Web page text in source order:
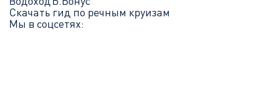
Скачать гид по речным круизам
Мы в соцсетях: